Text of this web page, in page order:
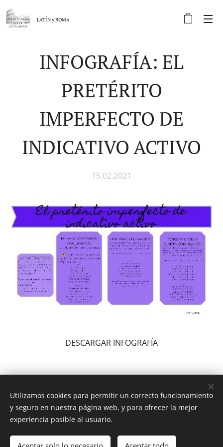
LATÍN yROMA
INFOGRAFÍA: EL
PRETÉRITO
IMPERFECTO DE
INDICATIVO ACTIVO
15.02.2021
DESCARGAR INFOGRAFÍA
Latín y Roma © Todos los derechos reservados 2025
Utilizamos cookies para permitir un correcto funcionamiento
y seguro en nuestra página web, y para ofrecer la mejor
experiencia posible al usuario.